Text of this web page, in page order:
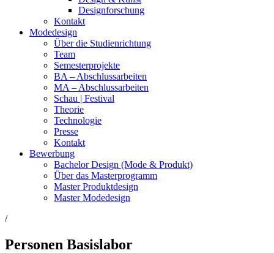
Designforschung
Kontakt
Modedesign
Über die Studienrichtung
Team
Semesterprojekte
BA – Abschlussarbeiten
MA – Abschlussarbeiten
Schau | Festival
Theorie
Technologie
Presse
Kontakt
Bewerbung
Bachelor Design (Mode & Produkt)
Über das Masterprogramm
Master Produktdesign
Master Modedesign
/
Personen Basislabor